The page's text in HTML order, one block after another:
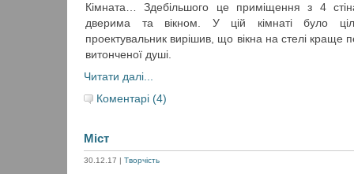
Кімната… Здебільшого це приміщення з 4
дверима та вікном. У цій кімнаті було
проектувальник вирішив, що вікна на стелі краще
витонченої душі.
Читати далі...
Коментарі (4)
Міст
30.12.17 | Творчість